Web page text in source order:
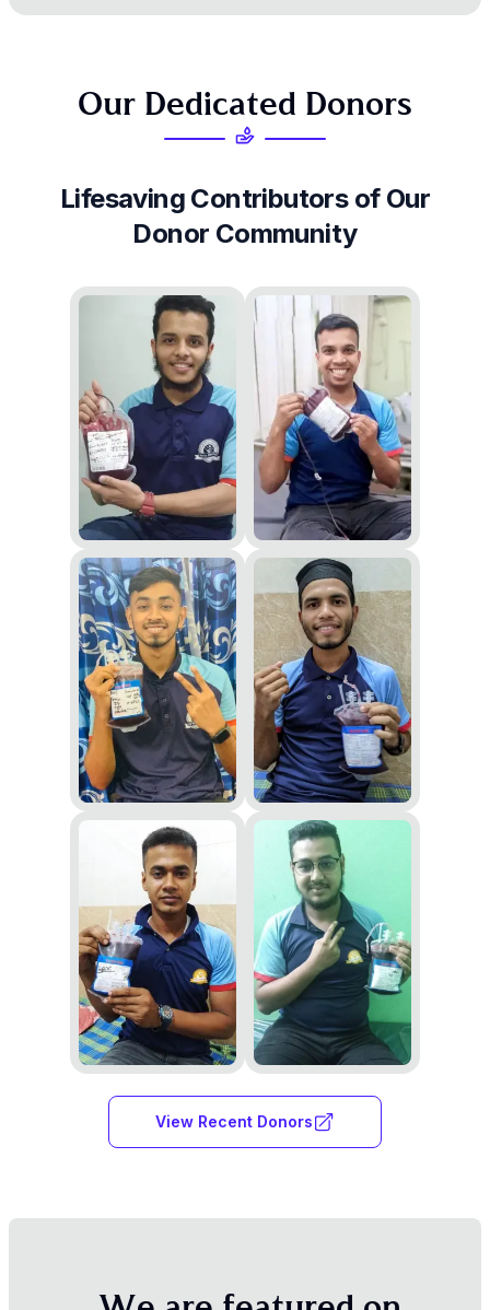
Our Dedicated Donors
Lifesaving Contributors of Our
Donor Community
View Recent Donors